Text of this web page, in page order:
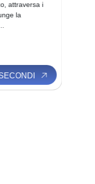
attraversa i
la